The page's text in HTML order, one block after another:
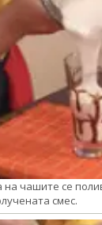
чашите се
смес.